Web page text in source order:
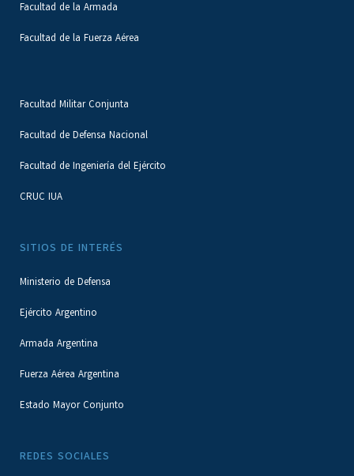
Facultad de la Armada
Facultad de la Fuerza Aérea
Facultad Militar Conjunta
Facultad de Defensa Nacional
Facultad de Ingeniería del Ejército
CRUC IUA
SITIOS DE INTERÉS
Ministerio de Defensa
Ejército Argentino
Armada Argentina
Fuerza Aérea Argentina
Estado Mayor Conjunto
REDES SOCIALES